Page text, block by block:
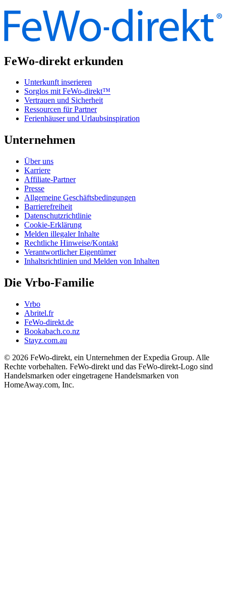
FeWo-direkt erkunden
Unterkunft inserieren
Sorglos mit FeWo-direkt™
Vertrauen und Sicherheit
Ressourcen für Partner
Ferienhäuser und Urlaubsinspiration
Unternehmen
Über uns
Karriere
Affiliate-Partner
Presse
Allgemeine Geschäftsbedingungen
Barrierefreiheit
Datenschutzrichtlinie
Cookie-Erklärung
Melden illegaler Inhalte
Rechtliche Hinweise/Kontakt
Verantwortlicher Eigentümer
Inhaltsrichtlinien und Melden von Inhalten
Die Vrbo-Familie
Vrbo
Abritel.fr
FeWo-direkt.de
Bookabach.co.nz
Stayz.com.au
© 2026 FeWo-direkt, ein Unternehmen der Expedia Group. Alle
Rechte vorbehalten. FeWo-direkt und das FeWo-direkt-Logo sind
Handelsmarken oder eingetragene Handelsmarken von
HomeAway.com, Inc.